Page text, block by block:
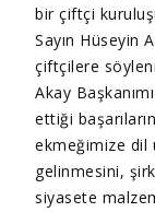
bir çiftçi
Sayın Hüseyin
çiftçilere
Akay
ettiği
ekmeğimize dil
gelinmesini,
siyasete